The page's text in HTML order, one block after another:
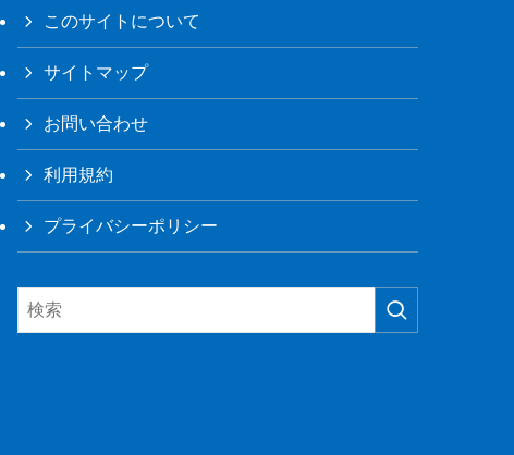
このサイトについて
サイトマップ
お問い合わせ
利用規約
プライバシーポリシー